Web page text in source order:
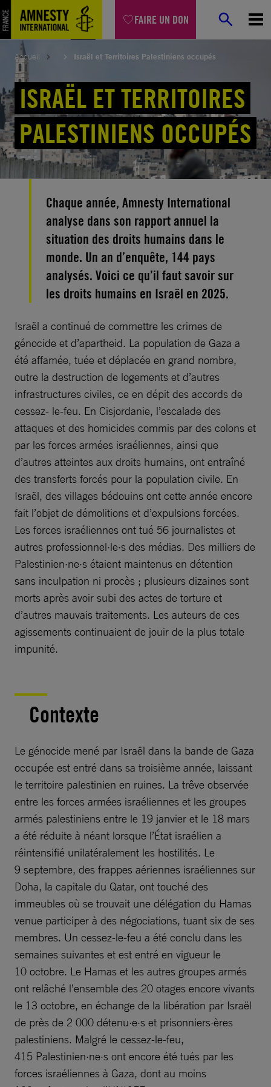
FAIRE UN DON
Aller
au
contenu
Accueil Israël et Territoires Palestiniens occupés
ISRAËL ET TERRITOIRES
PALESTINIENS OCCUPÉS
Chaque année, Amnesty International
analyse dans son rapport annuel la
situation des droits humains dans le
monde. Un an d’enquête, 144 pays
analysés. Voici ce qu’il faut savoir sur
les droits humains en Israël en 2025.
Israël a continué de commettre les crimes de
génocide et d’apartheid. La population de Gaza a
été affamée, tuée et déplacée en grand nombre,
outre la destruction de logements et d’autres
infrastructures civiles, ce en dépit des accords de
cessez- le-feu. En Cisjordanie, l’escalade des
attaques et des homicides commis par des colons et
par les forces armées israéliennes, ainsi que
d’autres atteintes aux droits humains, ont entraîné
des transferts forcés pour la population civile. En
Israël, des villages bédouins ont cette année encore
fait l’objet de démolitions et d’expulsions forcées.
Les forces israéliennes ont tué 56 journalistes et
autres professionnel·le·s des médias. Des milliers de
Palestinien·ne·s étaient maintenus en détention
sans inculpation ni procès ; plusieurs dizaines sont
morts après avoir subi des actes de torture et
d’autres mauvais traitements. Les auteurs de ces
agissements continuaient de jouir de la plus totale
impunité.
Contexte
Le génocide mené par Israël dans la bande de Gaza
occupée est entré dans sa troisième année, laissant
le territoire palestinien en ruines. La trêve observée
entre les forces armées israéliennes et les groupes
armés palestiniens entre le 19 janvier et le 18 mars
a été réduite à néant lorsque l’État israélien a
réintensifié unilatéralement les hostilités. Le
9 septembre, des frappes aériennes israéliennes sur
Doha, la capitale du Qatar, ont touché des
immeubles où se trouvait une délégation du Hamas
venue participer à des négociations, tuant six de ses
membres. Un cessez-le-feu a été conclu dans les
semaines suivantes et est entré en vigueur le
10 octobre. Le Hamas et les autres groupes armés
ont relâché l’ensemble des 20 otages encore vivants
le 13 octobre, en échange de la libération par Israël
de près de 2 000 détenu·e·s et prisonniers·ères
palestiniens. Malgré le cessez-le-feu,
415 Palestinien·ne·s ont encore été tués par les
forces israéliennes à Gaza, dont au moins